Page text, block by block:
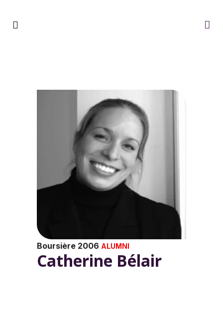
Boursière 2006 ALUMNI
Catherine Bélair